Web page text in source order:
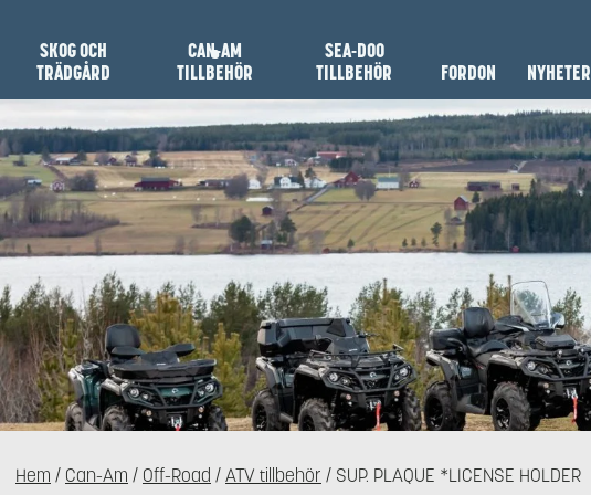
SKOG OCH
TRÄDGÅRD
CAN-AM
TILLBEHÖR
SEA-DOO
TILLBEHÖR
FORDON NYHETER
Hem / Can-Am / Off-Road /ATV tillbehör / SUP. PLAQUE *LICENSE HOLDER